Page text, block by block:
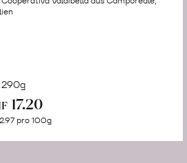
290g
17.20
2.97 pro 100g